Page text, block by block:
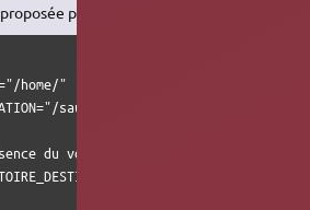
par Sorbus (et les filtres) :
home/"
sauvegarde/SauvHomeLieu/"
du volume de destination et
]